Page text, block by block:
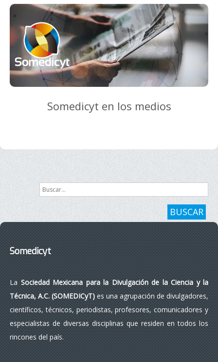
Somedicyt en los medios
Buscar...
BUSCAR
Somedicyt
LaSociedad Mexicana para la Divulgación de la Ciencia y la
Técnica, A.C. (SOMEDICyT)es una agrupación de divulgadores,
científicos, técnicos, periodistas, profesores, comunicadores y
especialistas de diversas disciplinas que residen en todos los
rincones del país.